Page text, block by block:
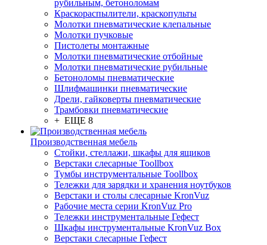
рубильным, бетоноломам
Краскораспылители, краскопульты
Молотки пневматические клепальные
Молотки пучковые
Пистолеты монтажные
Молотки пневматические отбойные
Молотки пневматические рубильные
Бетоноломы пневматические
Шлифмашинки пневматические
Дрели, гайковерты пневматические
Трамбовки пневматические
+ ЕЩЕ 8
Производственная мебель
Стойки, стеллажи, шкафы для ящиков
Верстаки слесарные Toollbox
Тумбы инструментальные Toollbox
Тележки для зарядки и хранения ноутбуков
Верстаки и столы слесарные KronVuz
Рабочие места серии KronVuz Pro
Тележки инструментальные Гефест
Шкафы инструментальные KronVuz Box
Верстаки слесарные Гефест